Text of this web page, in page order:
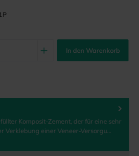
In den Warenkorb
Komposit-Zement, der für eine sehr
Verklebung einer Veneer-Versorgu…